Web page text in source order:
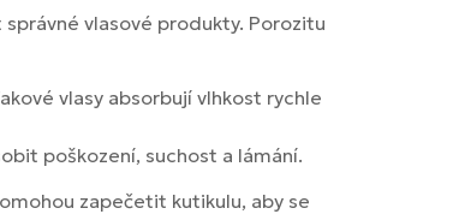
vlasové produkty. Porozitu
vlasy absorbují vlhkost rychle
poškození, suchost a lámání.
zapečetit kutikulu, aby se